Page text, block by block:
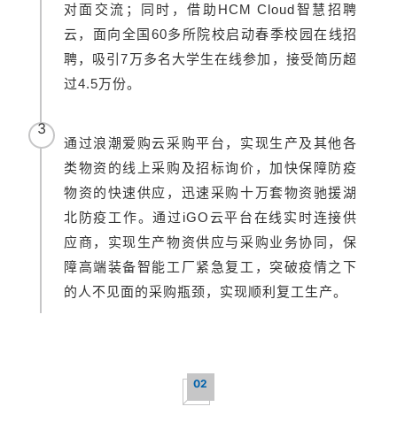
对面交流；同时，借助HCM Cloud智慧招聘
云，面向全国60多所院校启动春季校园在线招
聘，吸引7万多名大学生在线参加，接受简历超
过4.5万份。
3
通过浪潮爱购云采购平台，实现生产及其他各
类物资的线上采购及招标询价，加快保障防疫
物资的快速供应，迅速采购十万套物资驰援湖
北防疫工作。通过iGO云平台在线实时连接供
应商，实现生产物资供应与采购业务协同，保
障高端装备智能工厂紧急复工，突破疫情之下
的人不见面的采购瓶颈，实现顺利复工生产。
02